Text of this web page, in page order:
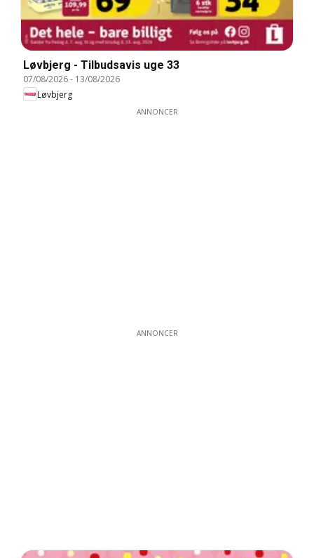
Løvbjerg - Tilbudsavis uge 33
07/08/2026- 13/08/2026
Løvbjerg
ANNONCER
ANNONCER